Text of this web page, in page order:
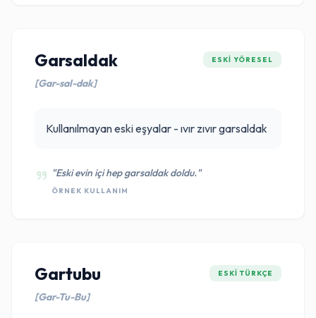
Garsaldak
[Gar-sal-dak]
ESKI YÖRESEL
Kullanılmayan eski eşyalar - ıvır zıvır garsaldak
"Eski evin içi hep garsaldak doldu."
ÖRNEK KULLANIM
Gartubu
[Gar-Tu-Bu]
ESKI TÜRKÇE